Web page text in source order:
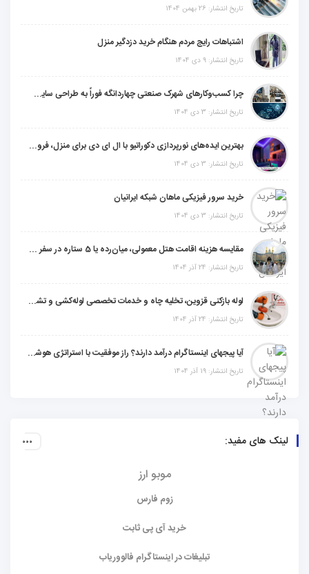
تاریخ انتشار: 26 بهمن 1404
اشتباهات رایج مردم هنگام خرید دزدگیر منزل
تاریخ انتشار: 9 دی 1404
چرا کسب‌وکارهای شهرک صنعتی چهاردانگه فوراً به طراحی سایت نیاز دارند؟
تاریخ انتشار: 3 دی 1404
بهترین ایده‌های نورپردازی دکوراتیو با ال ای دی برای منزل، فروشگاه و دفتر کار
تاریخ انتشار: 3 دی 1404
خرید سرور فیزیکی ماهان شبکه ایرانیان
تاریخ انتشار: 3 دی 1404
مقایسه هزینه اقامت هتل معمولی، میان‌رده یا 5 ستاره در سفر زیارتی عراق
تاریخ انتشار: 24 آذر 1404
لوله بازکنی قزوین، تخلیه چاه و خدمات تخصصی لوله‌کشی و تشخیص ترکیدگی
تاریخ انتشار: 24 آذر 1404
آیا پیجهای اینستاگرام درآمد دارند؟ راز موفقیت با استراتژی هوشمندانه
تاریخ انتشار: 19 آذر 1404
لینک های مفید:
موبو ارز
زوم فارس
خرید آی پی ثابت
تبلیغات در اینستاگرام فالووریاب